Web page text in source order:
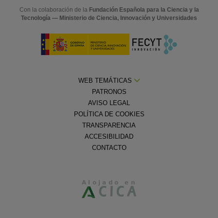
Con la colaboración de la Fundación Española para la Ciencia y la
Tecnología — Ministerio de Ciencia, Innovación y Universidades
WEB TEMÁTICAS
PATRONOS
AVISO LEGAL
POLÍTICA DE COOKIES
TRANSPARENCIA
ACCESIBILIDAD
CONTACTO